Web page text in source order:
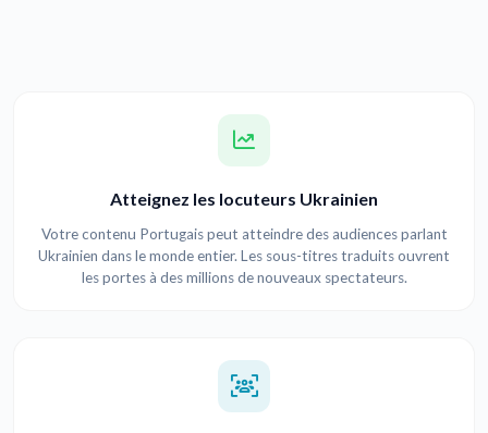
Atteignez les locuteurs Ukrainien
Votre contenu Portugais peut atteindre des audiences parlant
Ukrainien dans le monde entier. Les sous-titres traduits ouvrent
les portes à des millions de nouveaux spectateurs.